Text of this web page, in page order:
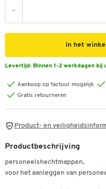
-
In het
Levertijd: Binnen 1-2 werkdagen bij
Aankoop op factuur mogelijk
Gratis retourneren
Product- en
Productbeschrijving
personeelshechtmappen,
voor het aanleggen van